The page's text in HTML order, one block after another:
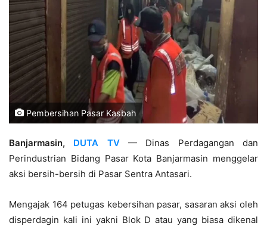
Pembersihan Pasar Kasbah
Banjarmasin, DUTA TV— Dinas Perdagangan dan
Perindustrian Bidang Pasar Kota Banjarmasin menggelar
aksi bersih-bersih di Pasar Sentra Antasari.
Mengajak 164 petugas kebersihan pasar, sasaran aksi oleh
disperdagin kali ini yakni Blok D atau yang biasa dikenal